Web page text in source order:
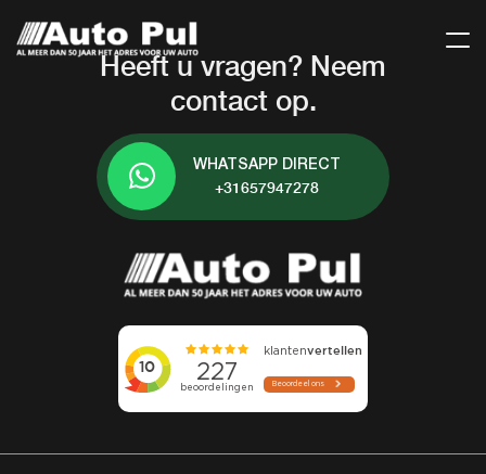
Heeft u vragen? Neem
contact op.
WHATSAPP DIRECT
+31657947278